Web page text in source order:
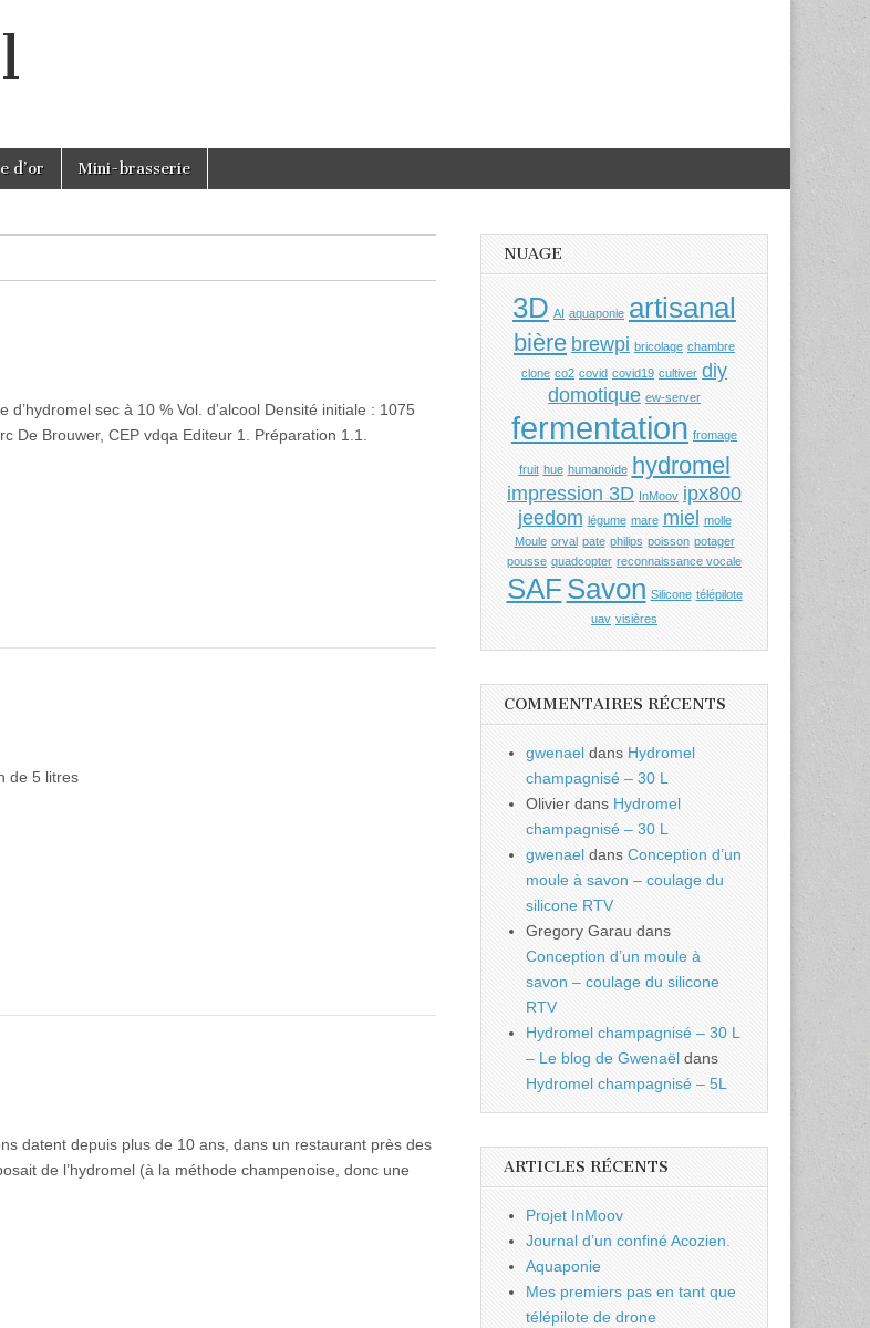
d’or Mini-brasserie
sec à 10 % Vol. d’alcool Densité initiale : 1075
De Brouwer, CEP vdqa Editeur 1. Préparation 1.1.
de 5 litres
datent depuis plus de 10 ans, dans un restaurant près des
de l’hydromel (à la méthode champenoise, donc une
NUAGE
3D AI aquaponie artisanal
bière brewpi bricolage chambre
clone co2 covid covid19 cultiver diy
domotique ew-server
fermentation fromage
fruit hue humanoïde hydromel
impression 3D InMoov ipx800
jeedom légume mare miel
molle
Moule orval pate philips poisson potager
pousse quadcopter reconnaissance vocale
SAF Savon Silicone télépilote
uav visières
COMMENTAIRES RÉCENTS
gwenael dans Hydromel
champagnisé – 30 L
Olivier dans Hydromel
champagnisé – 30 L
gwenael dans Conception d’un
moule à savon – coulage du
silicone RTV
Gregory Garau dans
Conception d’un moule à
savon – coulage du silicone
RTV
Hydromel champagnisé – 30 L
– Le blog de Gwenaël dans
Hydromel champagnisé – 5L
ARTICLES RÉCENTS
Projet InMoov
Journal d’un confiné Acozien.
Aquaponie
Mes premiers pas en tant que
télépilote de drone